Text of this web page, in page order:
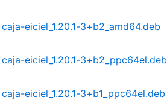
caja-eiciel_1.20.1-3+b2_amd64.deb
caja-eiciel_1.20.1-3+b2_ppc64el.deb
caja-eiciel_1.20.1-3+b1_ppc64el.deb